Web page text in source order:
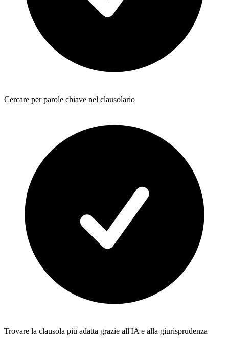
Cercare per parole chiave nel clausolario
Trovare la clausola più adatta grazie all'IA e alla giurisprudenza